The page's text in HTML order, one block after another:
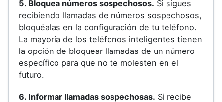
5. Bloquea números sospechosos. Si sigues
recibiendo llamadas de números sospechosos,
bloquéalas en la configuración de tu teléfono.
La mayoría de los teléfonos inteligentes tienen
la opción de bloquear llamadas de un número
específico para que no te molesten en el
futuro.
6. Informar llamadas sospechosas. Si recibe